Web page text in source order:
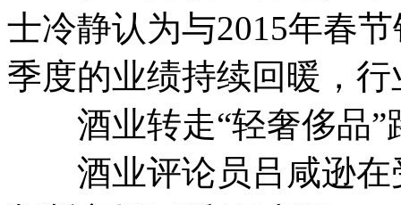
士冷静认为与2015年春
季度的业绩持续回暖，
酒业转走“轻奢侈品”
酒业评论员吕咸逊在